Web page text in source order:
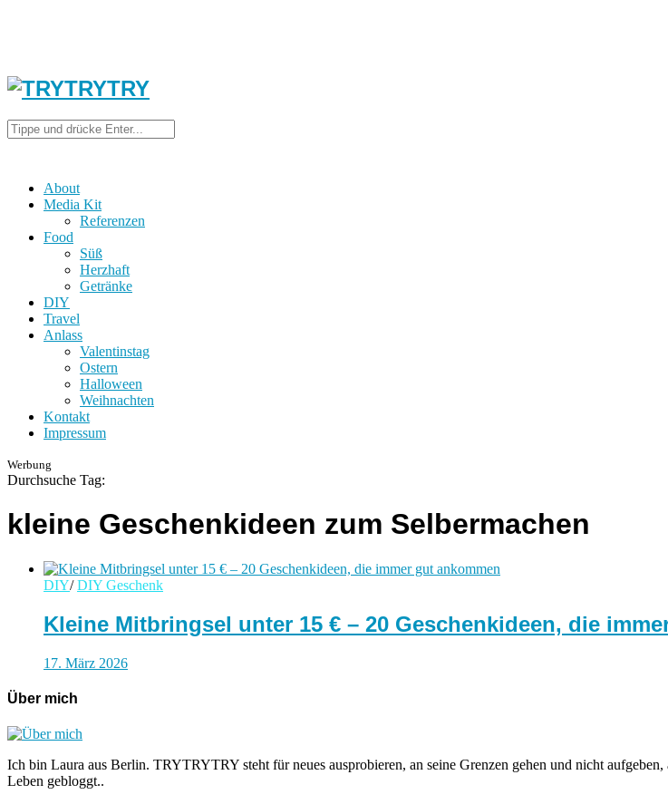
About
Media Kit
Referenzen
Food
Süß
Herzhaft
Getränke
DIY
Travel
Anlass
Valentinstag
Ostern
Halloween
Weihnachten
Kontakt
Impressum
Werbung
Durchsuche Tag:
kleine Geschenkideen zum Selbermachen
DIY/ DIY Geschenk
Kleine Mitbringsel unter 15 € – 20 Geschenkideen, die
17. März 2026
Über mich
Ich bin Laura aus Berlin. TRYTRYTRY steht für neues ausprobieren, an seine Grenzen gehen und nicht
Leben gebloggt..